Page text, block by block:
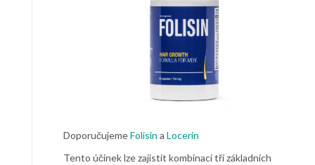
DoporučujemeFolisin a Locerin
Tento účinek lze zajistit kombinací tří základních